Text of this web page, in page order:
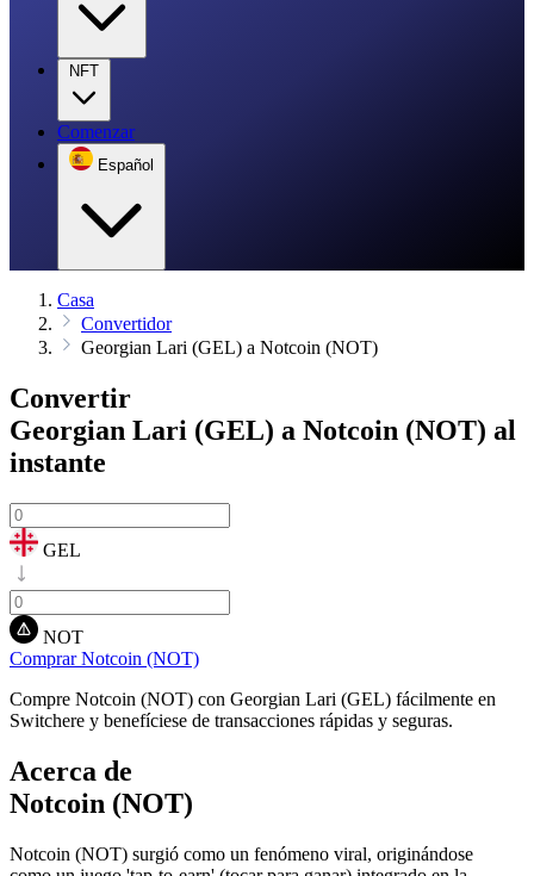
NFT
Comenzar
Español
Casa
Convertidor
Georgian Lari (GEL) a Notcoin (NOT)
Convertir
Georgian Lari (GEL) a Notcoin (NOT) al
instante
GEL
NOT
Comprar Notcoin (NOT)
Compre Notcoin (NOT) con Georgian Lari (GEL) fácilmente en
Switchere y benefíciese de transacciones rápidas y seguras.
Acerca de
Notcoin (NOT)
Notcoin (NOT) surgió como un fenómeno viral, originándose